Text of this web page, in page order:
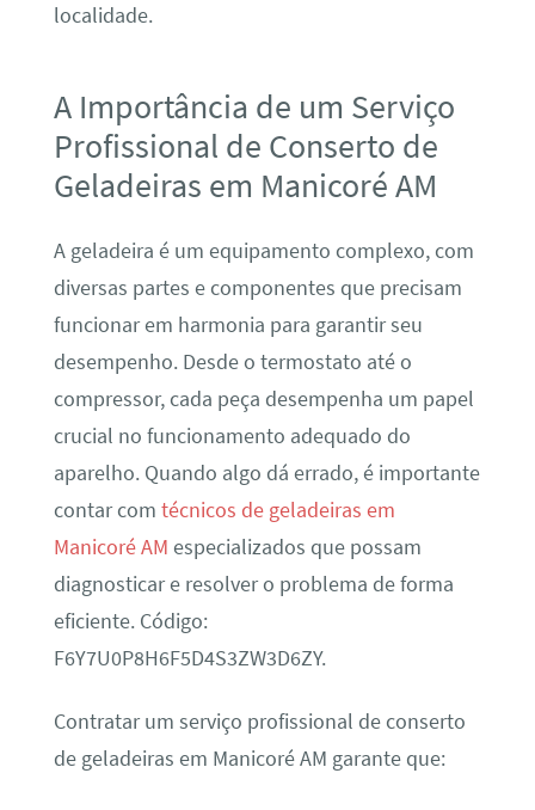
localidade.
A Importância de um Serviço
Profissional de Conserto de
Geladeiras em Manicoré AM
A geladeira é um equipamento complexo, com
diversas partes e componentes que precisam
funcionar em harmonia para garantir seu
desempenho. Desde o termostato até o
compressor, cada peça desempenha um papel
crucial no funcionamento adequado do
aparelho. Quando algo dá errado, é importante
contar com técnicos de geladeiras em
Manicoré AM especializados que possam
diagnosticar e resolver o problema de forma
eficiente. Código:
F6Y7U0P8H6F5D4S3ZW3D6ZY.
Contratar um serviço profissional de conserto
de geladeiras em Manicoré AM garante que: